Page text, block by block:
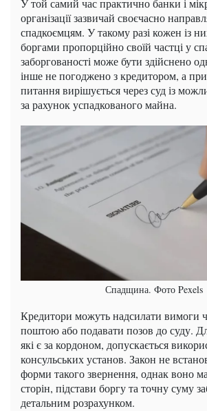
У той самий час практично банки і
організації зазвичай своєчасно
спадкоємцям. У такому разі кожен із
боргами пропорційно своїй частці у
заборгованості може бути здійснено
інше не погоджено з кредитором, а
питання вирішується через суд із
за рахунок успадкованого майна.
Спадщина. Фото Pexels
Кредитори можуть надсилати вимоги
поштою або подавати позов до суду.
які є за кордоном, допускається
консульських установ. Закон не
форми такого звернення, однак воно
сторін, підстави боргу та точну суму
детальним розрахунком.